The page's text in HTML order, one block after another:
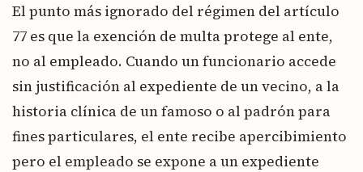
El punto más ignorado del régimen del artículo
77 es que la exención de multa protege al ente,
no al empleado. Cuando un funcionario accede
sin justificación al expediente de un vecino, a la
historia clínica de un famoso o al padrón para
fines particulares, el ente recibe apercibimiento
pero el empleado se expone a un expediente